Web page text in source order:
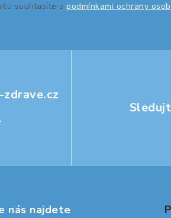
souhlasíte s podmínkami ochrany
nás najdete